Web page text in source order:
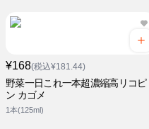
¥168(税込¥181.44)
野菜一日これ一本超濃縮高リコピ
ン カゴメ
1本(125ml)